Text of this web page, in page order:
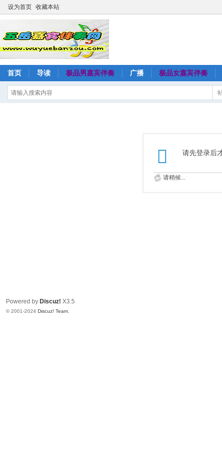
设为首页 收藏本站
首页 导读 极品男嘉宾伴奏 广播 极品女嘉宾伴奏
请先登录后
请稍候...
Powered by Discuz! X3.5
© 2001-2024 Discuz! Team